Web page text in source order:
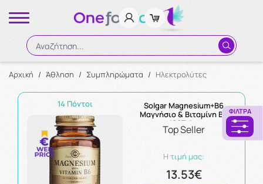
Αναζήτηση...
Αναζήτηση
Αρχική / Άθληση / Συμπληρώματα / Ηλεκτρολύτες
ΦΊΛΤΡΑ
14 Πόντοι
Solgar Magnesium+B6
Μαγνήσιο & Βιταμίνη Β6
100Tabs
Top Seller
Η τιμή μας:
13.53€